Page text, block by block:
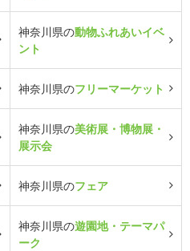
神奈川県の動物ふれあいイベ
ント
神奈川県のフリーマーケット
神奈川県の美術展・博物展・
展示会
神奈川県のフェア
神奈川県の遊園地・テーマパ
ーク